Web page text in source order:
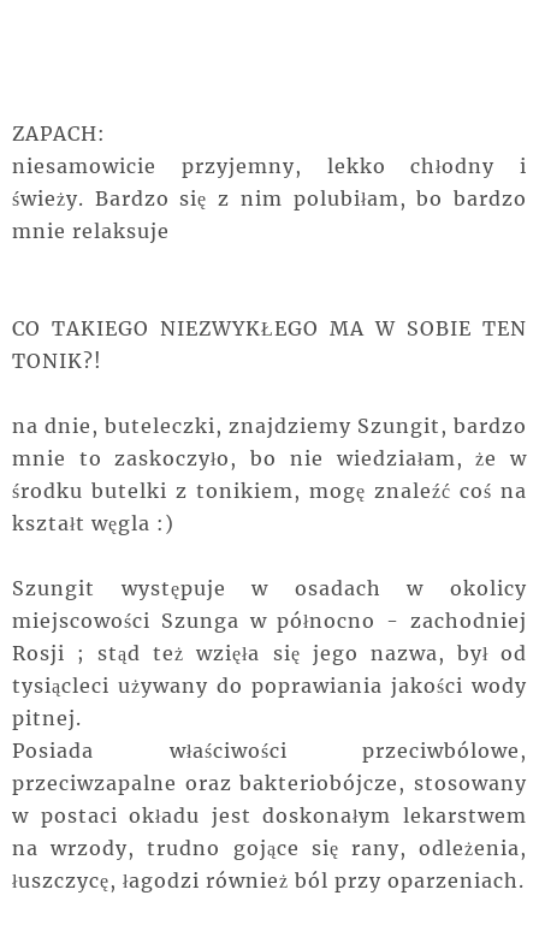
ZAPACH:
niesamowicie przyjemny, lekko chłodny i
świeży. Bardzo się z nim polubiłam, bo bardzo
mnie relaksuje
CO TAKIEGO NIEZWYKŁEGO MA W SOBIE TEN
TONIK?!
na dnie, buteleczki, znajdziemy Szungit, bardzo
mnie to zaskoczyło, bo nie wiedziałam, że w
środku butelki z tonikiem, mogę znaleźć coś na
kształt węgla :)
Szungit występuje w osadach w okolicy
miejscowości Szunga w północno - zachodniej
Rosji ; stąd też wzięła się jego nazwa, był od
tysiącleci używany do poprawiania jakości wody
pitnej.
Posiada właściwości przeciwbólowe,
przeciwzapalne oraz bakteriobójcze, stosowany
w postaci okładu jest doskonałym lekarstwem
na wrzody, trudno gojące się rany, odleżenia,
łuszczycę, łagodzi również ból przy oparzeniach.